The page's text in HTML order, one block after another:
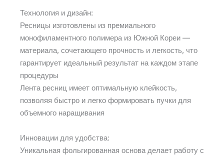
Технология и дизайн:
Ресницы изготовлены из премиального
монофиламентного полимера из Южной Кореи —
материала, сочетающего прочность и легкость, что
гарантирует идеальный результат на каждом этапе
процедуры
Лента ресниц имеет оптимальную клейкость,
позволяя быстро и легко формировать пучки для
объемного наращивания
Инновации для удобства:
Уникальная фольгированная основа делает работу с